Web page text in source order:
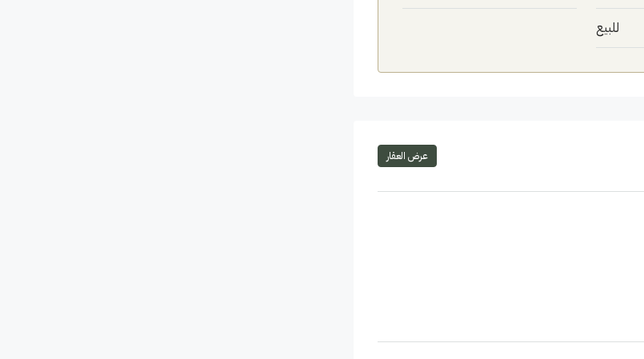
للبيع
عرض العقار